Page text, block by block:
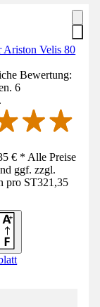
Ariston Velis 80
Bewertung:
6
€ * Alle Preise
ggf. zzgl.
pro ST321,35